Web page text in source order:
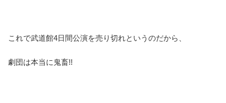
これで武道館4日間公演を売り切れというのだから、
劇団は本当に鬼畜!!